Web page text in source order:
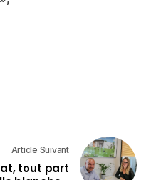
Article Suivant
tout part